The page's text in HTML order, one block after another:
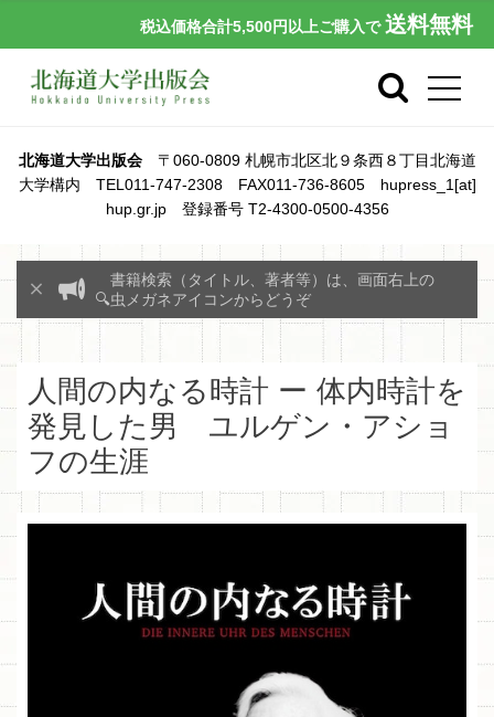
税込価格合計5,500円以上ご購入で 送料無料
北海道大学出版会〒060-0809 札幌市北区北９条西８丁目北海道
大学構内 TEL011-747-2308 FAX011-736-8605 hupress_1[at]
hup.gr.jp 登録番号 T2-4300-0500-4356
書籍検索（タイトル、著者等）は、画面右上の
🔍虫メガネアイコンからどうぞ
人間の内なる時計 ー 体内時計を
発見した男 ユルゲン・アショ
フの生涯